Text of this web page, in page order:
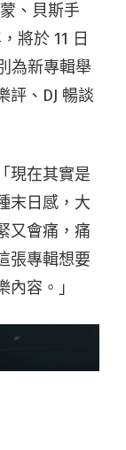
、貝斯手
將於 11 日
為新專輯舉
評、DJ 暢談
現在其實是
末日感，大
又會痛，痛
張專輯想要
容。」